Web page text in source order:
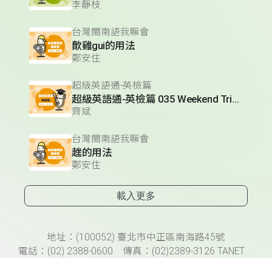
李靜枝
台灣閩南語我嘛會
歕雞gui的用法
鄭安住
超級英語通-英檢篇
超級英語通-英檢篇 035 Weekend Trip- 週末旅遊
齊斌
台灣閩南語我嘛會
趖的用法
鄭安住
載入更多
頁尾資訊地址：(100052) 臺北市中正區南海路45號
電話：(02) 2388-0600 傳真：(02)2389-3126 TANET